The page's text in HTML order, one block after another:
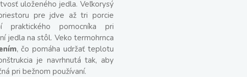
uloženého jedla. Veľkorysý
pre jdve až tri porcie
pomocníka pri
jedla na stôl. Veko termohrnca
, čo pomáha udržať teplotu
je navrhnutá tak, aby
pri bežnom používaní.